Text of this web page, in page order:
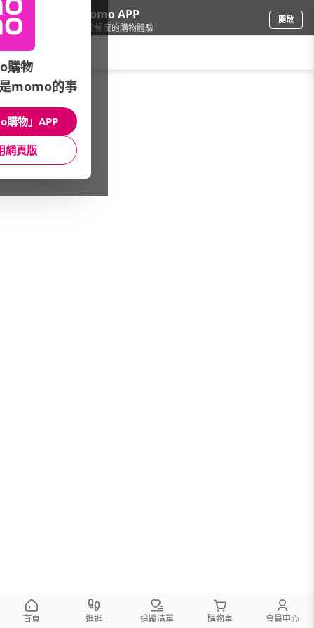
下載momo APP
給你3倍流暢度的購物體驗
開啟
鞋包箱/流行包/款式
館長推薦 月銷量
首頁 逛逛 追蹤清單 購物車 會員中心
購物
momo的事
購物」APP
網頁版